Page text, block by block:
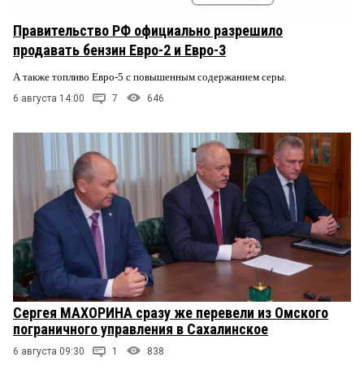
Правительство РФ официально разрешило
продавать бензин Евро-2 и Евро-3
А также топливо Евро-5 с повышенным содержанием серы.
6 августа 14:00 7 646
Сергея МАХОРИНА сразу же перевели из Омского
пограничного управления в Сахалинское
6 августа 09:30 1 838